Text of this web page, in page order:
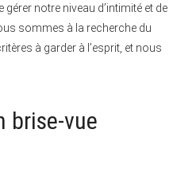
notre niveau d’intimité et de
sommes à la recherche du
à garder à l’esprit, et nous
brise-vue